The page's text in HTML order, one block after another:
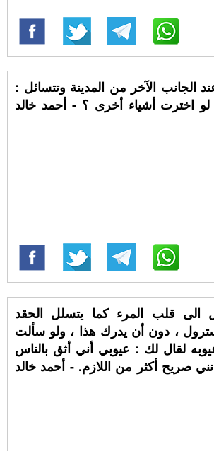
الجانب الآخر من المدينة وتتسائل :
اخترت أشياء أخرى ؟ - أحمد خالد
الى قلب المرء كما يتسلل الحقد
، دون أن يدرك هذا ، ولو سألت
لقال لك : عيوبي أني أثق بالناس
صريح أكثر من اللازم. - أحمد خالد